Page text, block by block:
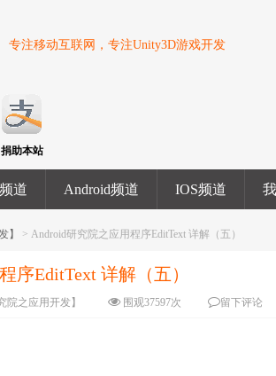
专注移动互联网，专注Unity3D游戏开发
捐助本站
道 Android频道 IOS频道
】 > Android研究院之应用程序EditText 详解（五）
序EditText 详解（五）
院之应用开发】 围观37597次 留下评论